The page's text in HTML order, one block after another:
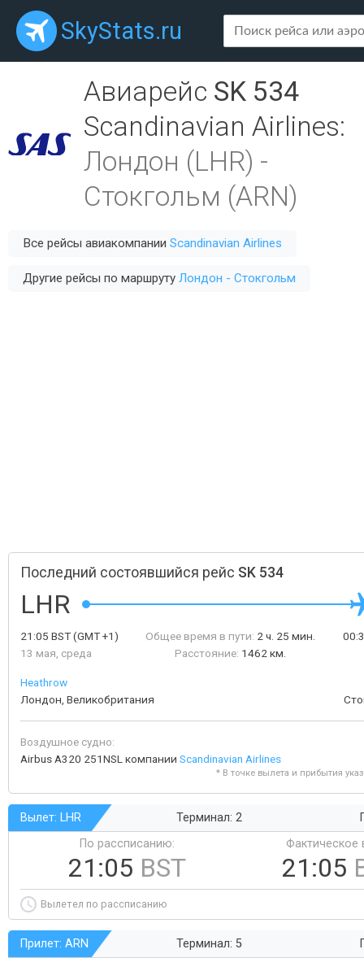
SkyStats.ru
Авиарейс SK 534
Scandinavian Airlines:
Лондон (LHR) -
Стокгольм (ARN)
Все рейсы авиакомпании Scandinavian Airlines
Другие рейсы по маршруту Лондон - Стокгольм
Последний состоявшийся рейс SK 534
LHR
21:05 BST(GMT +1)
13 мая, среда
Общее время в пути: 2 ч. 25 мин.
Расстояние: 1462 км.
Heathrow
Лондон, Великобритания
Воздушное судно:
Airbus A320 251NSL компании Scandinavian Airlines
* В точке вылета и прибытия
Вылет: LHR Терминал: 2
По рассписанию:
21:05 BST
Фактическое
21:05
Вылетел по рассписанию
Прилет: ARN Терминал: 5